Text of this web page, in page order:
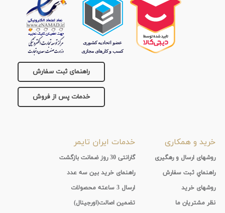
راهنمای ثبت سفارش
خدمات پس از فروش
خرید و همکاری
روشهای ارسال و رهگیری
راهنماي ثبت سفارش
روشهای خرید
نظر مشتریان ما
خدمات ایران تایمر
گارانتی 30 روز ضمانت بازگشت
راهنمای خرید بین سه عدد
ارسال 3 ساعته محصولات
تضمین اصالت(اورجینال)